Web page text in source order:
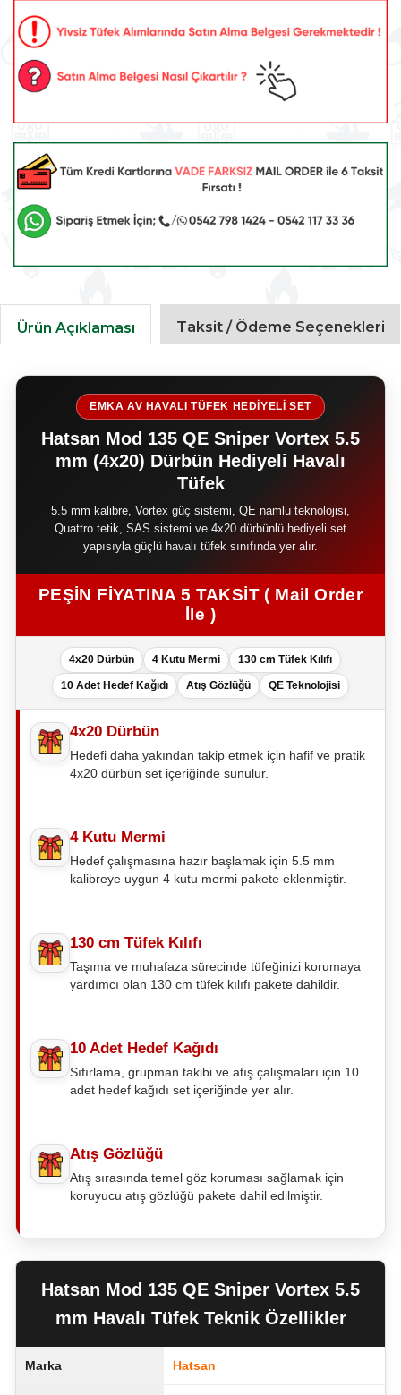
Ürün Açıklaması Taksit / Ödeme Seçenekleri
EMKA AV HAVALI TÜFEK HEDİYELİ SET
Hatsan Mod 135 QE Sniper Vortex 5.5
mm (4x20) Dürbün Hediyeli Havalı
Tüfek
5.5 mm kalibre, Vortex güç sistemi, QE namlu teknolojisi,
Quattro tetik, SAS sistemi ve 4x20 dürbünlü hediyeli set
yapısıyla güçlü havalı tüfek sınıfında yer alır.
PEŞİN FİYATINA 5 TAKSİT ( Mail Order
İle )
4x20 Dürbün 4 Kutu Mermi 130 cm Tüfek Kılıfı
10 Adet Hedef Kağıdı Atış Gözlüğü QE Teknolojisi
4x20 Dürbün
Hedefi daha yakından takip etmek için hafif ve pratik
4x20 dürbün set içeriğinde sunulur.
4 Kutu Mermi
Hedef çalışmasına hazır başlamak için 5.5 mm
kalibreye uygun 4 kutu mermi pakete eklenmiştir.
130 cm Tüfek Kılıfı
Taşıma ve muhafaza sürecinde tüfeğinizi korumaya
yardımcı olan 130 cm tüfek kılıfı pakete dahildir.
10 Adet Hedef Kağıdı
Sıfırlama, grupman takibi ve atış çalışmaları için 10
adet hedef kağıdı set içeriğinde yer alır.
Atış Gözlüğü
Atış sırasında temel göz koruması sağlamak için
koruyucu atış gözlüğü pakete dahil edilmiştir.
Hatsan Mod 135 QE Sniper Vortex 5.5
mm Havalı Tüfek Teknik Özellikler
Marka Hatsan